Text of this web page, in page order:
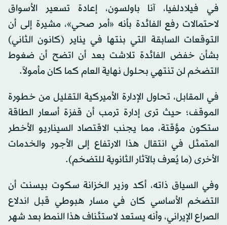
في فيلادلفيا، آنا باولسون، إعادة تسعير الأسواق
لاحتمالات رفع الفائدة بأنه «أمر صحي»، مشيرة إلى أن
التوقعات السابقة التي بنتها في يناير (كانون الثاني)
بشأن خفض الفائدة تلاشت بعد أن اتضح أن ضغوط
التضخم لن تنتهي بحلول نهاية العام كما كان مأمولاً.
في المقابل، تحاول الإدارة الأميركية التقليل من خطورة
الموقف؛ حيث ترى إدارة ترمب أن قفزة أسعار الطاقة
ستكون مؤقتة، مما يجنب الاقتصاد السيناريو الأخطر
المتمثل في انتقال هذا الارتفاع إلى الأجور والخدمات
الأخرى (ما يُعرف بالآثار الثانوية للتضخم).
وفي السياق ذاته، أكد وزير الخزانة سكوت بيسنت أن
التضخم الأساسي كان في مسار هبوطي قبل اندلاع
الصراع الإيراني، وأنه يستعد لاستئناف هذا النمط بعد شهر